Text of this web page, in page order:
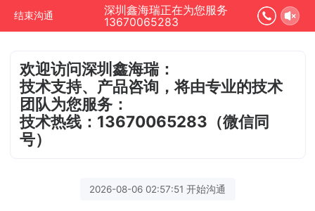
结束沟通
深圳鑫海瑞正在为您服务
13670065283
欢迎访问深圳鑫海瑞：
技术支持、产品咨询，将由专业的技术
团队为您服务：
技术热线：13670065283（微信同
号）
2026-08-06 02:57:51 开始沟通